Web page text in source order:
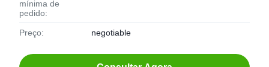
mínima de
pedido:
Preço: negotiable